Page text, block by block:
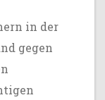
in der
gegen